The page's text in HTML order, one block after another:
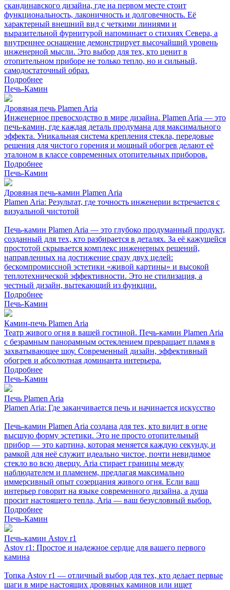
скандинавского дизайна, где на первом месте стоит
функциональность, лаконичность и долговечность. Её
характерный внешний вид с четкими линиями и
выразительной фурнитурой напоминает о стихиях Севера, а
внутреннее оснащение демонстрирует высочайший уровень
инженерной мысли. Это выбор для тех, кто ценит в
отопительном приборе не только тепло, но и сильный,
самодостаточный образ.
Подробнее
Печь-Камин
Дровяная печь Plamen Aria
Инженерное превосходство в мире дизайна. Plamen Aria — это
печь-камин, где каждая деталь продумана для максимального
эффекта. Уникальная система крепления стекла, передовые
решения для чистого горения и мощный обогрев делают её
эталоном в классе современных отопительных приборов.
Подробнее
Печь-Камин
Дровяная печь-камин Plamen Aria
Plamen Aria: Результат, где точность инженерии встречается с
визуальной чистотой
Печь-камин Plamen Aria — это глубоко продуманный продукт,
созданный для тех, кто разбирается в деталях. За её кажущейся
простотой скрывается комплекс инженерных решений,
направленных на достижение сразу двух целей:
бескомпромиссной эстетики «живой картины» и высокой
теплотехнической эффективности. Это не стилизация, а
честный дизайн, вытекающий из функции.
Подробнее
Печь-Камин
Камин-печь Plamen Aria
Театр живого огня в вашей гостиной. Печь-камин Plamen Aria
с безрамным панорамным остеклением превращает пламя в
захватывающее шоу. Современный дизайн, эффективный
обогрев и абсолютная доминанта интерьера.
Подробнее
Печь-Камин
Печь Plamen Aria
Plamen Aria: Где заканчивается печь и начинается искусство
Печь-камин Plamen Aria создана для тех, кто видит в огне
высшую форму эстетики. Это не просто отопительный
прибор — это картина, которая меняется каждую секунду, и
рамкой для неё служит идеально чистое, почти невидимое
стекло во всю дверцу. Aria стирает границы между
наблюдателем и пламенем, предлагая максимально
иммерсивный опыт созерцания живого огня. Если ваш
интерьер говорит на языке современного дизайна, а душа
просит настоящего тепла, Aria — ваш безусловный выбор.
Подробнее
Печь-Камин
Печь-камин Astov r1
Astov r1: Простое и надежное сердце для вашего первого
камина
Топка Astov r1 — отличный выбор для тех, кто делает первые
шаги в мире настоящих дровяных каминов или ищет